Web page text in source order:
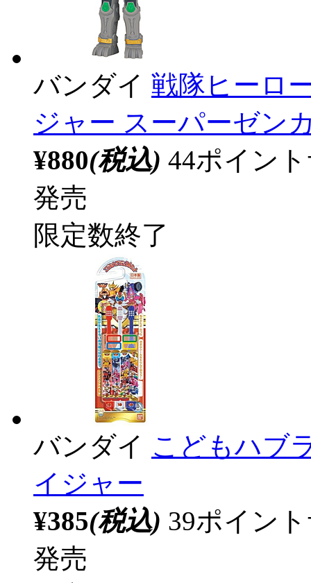
バンダイ 戦隊ヒーロ
ジャー スーパーゼン
¥880(税込) 44ポイン
発売
限定数終了
バンダイ こどもハブ
イジャー
¥385(税込) 39ポイン
発売